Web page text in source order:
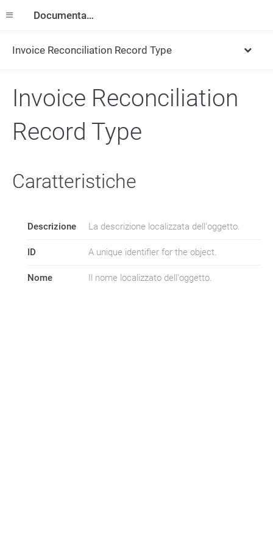
Documentazione
Invoice Reconciliation Record Type
Invoice Reconciliation
Record Type
Caratteristiche
Descrizione La descrizione localizzata dell'oggetto.
ID A unique identifier for the object.
Nome Il nome localizzato dell'oggetto.